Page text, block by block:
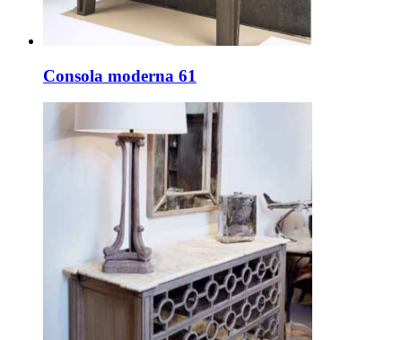
Consola moderna 61